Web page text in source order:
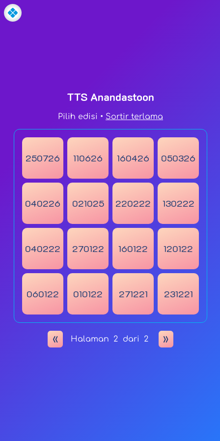
TTS Anandastoon
Pilih edisi • Sortir terlama
250726 110626 160426 050326
040226 021025 220222 130222
040222 270122 160122 120122
060122 010122 271221 231221
« Halaman 2 dari 2 »
© Anandastoon